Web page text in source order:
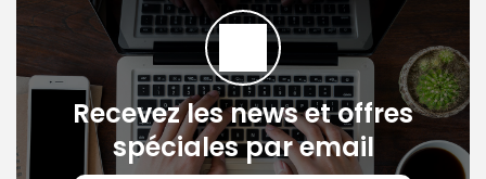
Recevez les news et offres
spéciales par email